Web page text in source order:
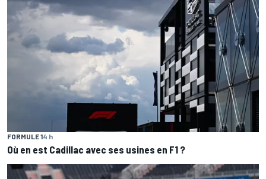
FORMULE 14 h
Où en est Cadillac avec ses usines en F1 ?